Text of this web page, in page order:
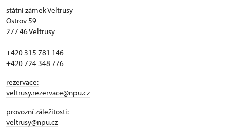
státní zámek Veltrusy
Ostrov 59
277 46 Veltrusy
+420 315 781 146
+420 724 348 776
rezervace:
veltrusy.rezervace@npu.cz
provozní záležitosti:
veltrusy@npu.cz